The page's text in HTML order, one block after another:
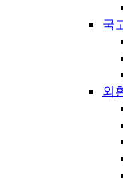
국
외